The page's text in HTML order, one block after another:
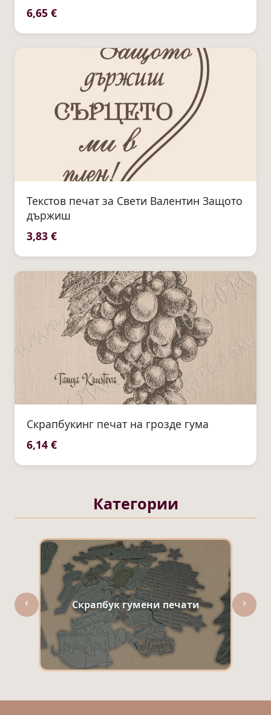
6,65 €
Текстов печат за Свети Валентин Защото
държиш
3,83 €
Скрапбукинг печат на грозде гума
6,14 €
Категории
‹ Скрапбук гумени печати ›